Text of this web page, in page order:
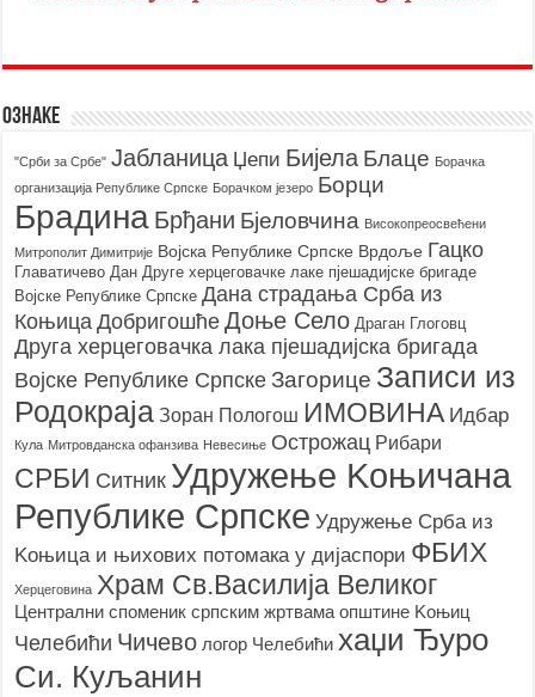
Ознаке
"Срби за Србе" Јабланица Џепи Бијела Блаце Борачкa
организацијa Републике Српске Борачком језеро Борци
Брадина Брђани Бјеловчина Високопреосвећени
Митрополит Димитрије Војска Републике Српске Врдоље Гацко
Главатичево Дан Друге херцеговачке лаке пјешадијске бригаде
Војске Републике Српске Дана страдања Срба из
Коњица Добригошће Доње Село Драган Глоговц
Друга херцеговачка лака пјешадијска бригада
Војске Републике Српске Загорице Записи из
Родoкраја Зоран Пологош ИМОВИНА Идбар
Кула Митровданска офанзива Невесињe Острожац Рибари
СРБИ Ситник Удружење Kоњичана
Републике Српске Удружење Срба из
Kоњица и њихових потомака у дијаспори ФБИХ
Херцеговина Храм Св.Василија Великог
Централни споменик српским жртвама општине Kоњиц
Челебићи Чичево логор Челебићи хаџи Ђуро
Си. Куљанин